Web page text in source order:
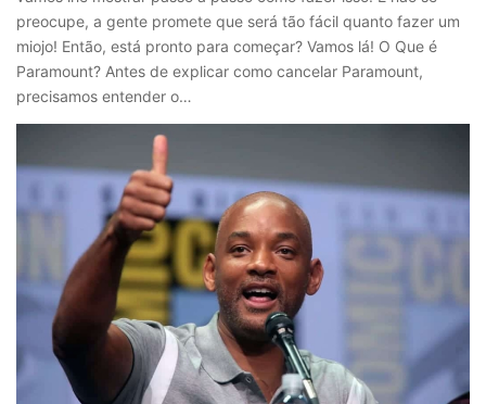
preocupe, a gente promete que será tão fácil quanto fazer um
miojo! Então, está pronto para começar? Vamos lá! O Que é
Paramount? Antes de explicar como cancelar Paramount,
precisamos entender o…